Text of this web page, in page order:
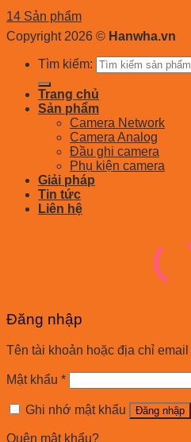
14 Sản phẩm
Copyright 2026 © Hanwha.vn
Tìm kiếm:
Trang chủ
Sản phẩm
Camera Network
Camera Analog
Đầu ghi camera
Phụ kiện camera
Giải pháp
Tin tức
Liên hệ
Đăng nhập
Tên tài khoản hoặc địa chỉ email
Mật khẩu *
Ghi nhớ mật khẩu Đăng nhập
Quên mật khẩu?